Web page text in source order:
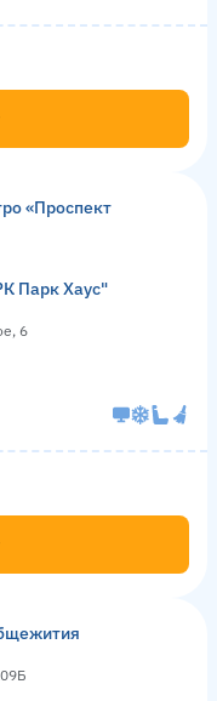
«Проспект
Парк Хаус"
6